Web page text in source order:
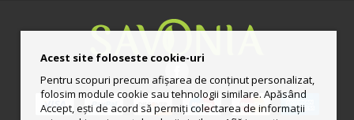
Acest site foloseste cookie-uri
Pentru scopuri precum afișarea de conținut personalizat,
folosim module cookie sau tehnologii similare. Apăsând
Accept, ești de acord să permiți colectarea de informații